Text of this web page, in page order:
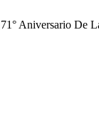
Aniversario De